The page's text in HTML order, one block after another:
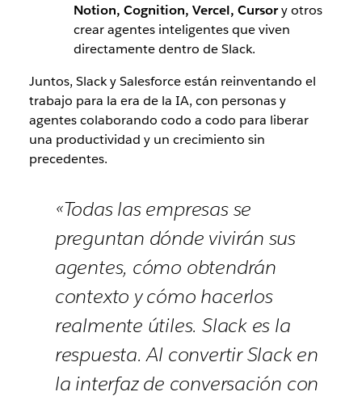
Notion, Cognition, Vercel, Cursory otros
crear agentes inteligentes que viven
directamente dentro de Slack.
Juntos, Slack y Salesforce están reinventando el
trabajo para la era de la IA, con personas y
agentes colaborando codo a codo para liberar
una productividad y un crecimiento sin
precedentes.
«Todas las empresas se
preguntan dónde vivirán sus
agentes, cómo obtendrán
contexto y cómo hacerlos
realmente útiles. Slack es la
respuesta. Al convertir Slack en
la interfaz de conversación con